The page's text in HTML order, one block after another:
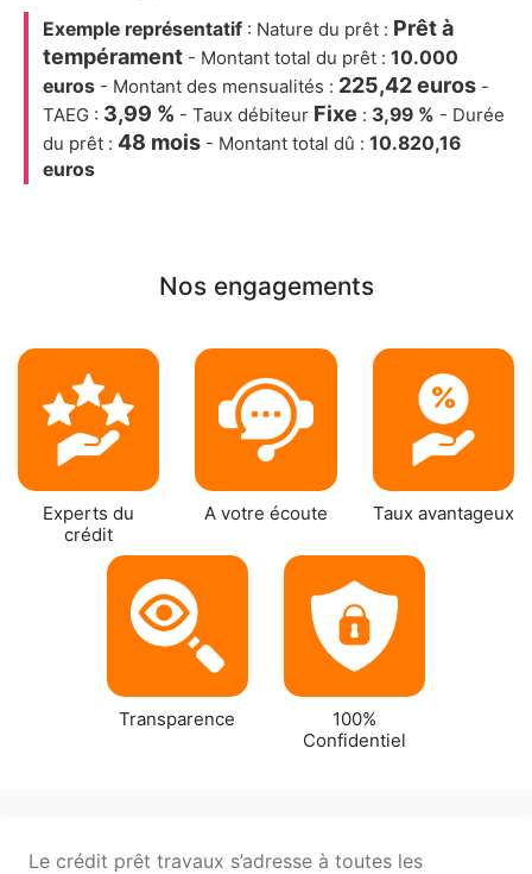
Exemple représentatif : Nature du prêt : Prêt à
tempérament - Montant total du prêt : 10.000
euros - Montant des mensualités : 225,42 euros -
TAEG : 3,99 % - Taux débiteur Fixe : 3,99 % - Durée
du prêt : 48 mois - Montant total dû : 10.820,16
euros
Nos engagements
Experts du
crédit
A votre écoute Taux avantageux
Transparence
100%
Confidentiel
Le crédit prêt travaux s’adresse à toutes les